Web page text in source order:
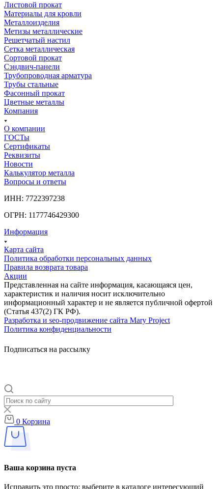
Листовой прокат
Материалы для кровли
Металлоизделия
Метизы металлические
Решетчатый настил
Сетка металлическая
Сортовой прокат
Сэндвич-панели
Трубопроводная арматура
Трубы стальные
Фасонный прокат
Цветные металлы
Компания
О компании
ГОСТы
Сертификаты
Реквизиты
Новости
Калькулятор металла
Вопросы и ответы
ИНН: 7722397238
ОГРН: 1177746429300
Информация
Карта сайта
Политика обработки персональных данных
Правила возврата товара
Акции
Представленная на сайте информация, касающаяся цен,
характеристик и наличия носит исключительно
информационный характер и не является публичной офертой
(Статья 437(2) ГК РФ).
Разработка и seo-продвижение сайта Mary Project
Политика конфиденциальности
Подписаться на рассылку
0 Корзина
Ваша корзина пуста
Исправить это просто: выберите в каталоге интересующий